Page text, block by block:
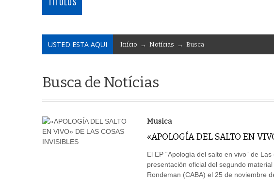
USTED ESTA AQUI Início → Notícias → Busca
Busca de Notícias
Musica
«APOLOGÍA DEL SALTO EN
El EP “Apología del salto en vivo” de
presentación oficial del segundo
Rondeman (CABA) el 25 de noviembre